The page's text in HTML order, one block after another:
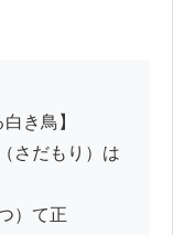
さだもり）は
）て正